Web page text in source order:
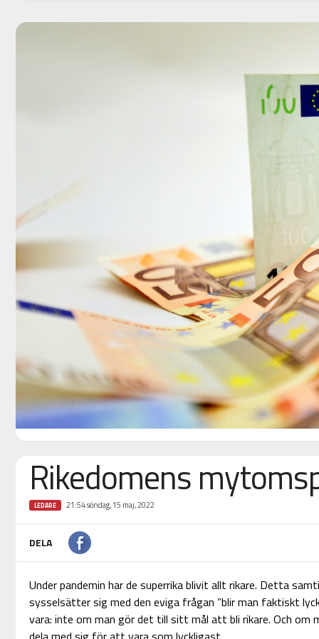
Rikedomens
LEDARE 21:54 söndag, 15 maj, 2022
DELA
Under pandemin har de superrika blivit allt rikare. Detta
sysselsätter sig med den eviga frågan ”blir man faktiskt
vara: inte om man gör det till sitt mål att bli rikare. Och om